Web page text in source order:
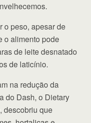
o peso, apesar de
o alimento pode
de leite desnatado
de laticínio.
na redução da
do Dash, o Dietary
descobriu que